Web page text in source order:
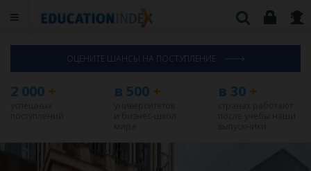
ОЦЕНИТЕ ШАНСЫ НА ПОСТУПЛЕНИЕ
2 000 + в 500 + в 30+